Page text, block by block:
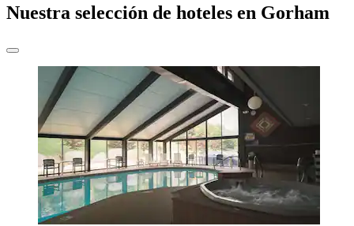
Nuestra selección de hoteles en Gorham